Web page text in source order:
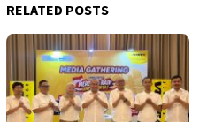
RELATED POSTS